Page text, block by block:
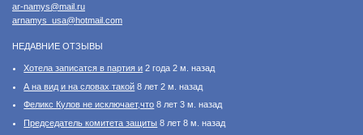
ar-namys@mail.ru
arnamys_usa@hotmail.com
НЕДАВНИЕ ОТЗЫВЫ
Хотела записатся в партия и 2 года 2 м. назад
А на вид и на словах такой 8 лет 2 м. назад
Феликс Кулов не исключает,что 8 лет 3 м. назад
Председатель комитета защиты 8 лет 8 м. назад